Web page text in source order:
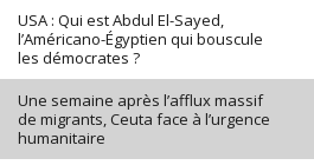
USA : Qui est Abdul El-Sayed,
l’Américano-Égyptien qui bouscule
les démocrates ?
Une semaine après l’afflux massif
de migrants, Ceuta face à l’urgence
humanitaire